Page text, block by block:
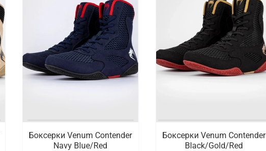
Боксерки Venum Contender
Navy Blue/Red
Боксерки Venum Contender
Black/Gold/Red